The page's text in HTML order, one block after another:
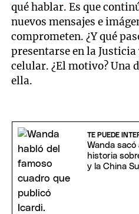
qué hablar. Es que
nuevos mensajes e
comprometen. ¿Y qué
presentarse en la
celular. ¿El motivo? Una
ella.
TE PUEDE
Wanda sacó
historia
y la China